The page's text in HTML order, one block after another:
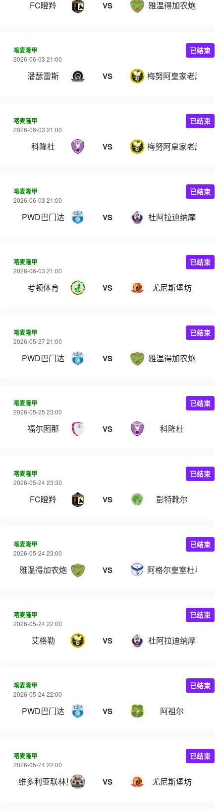
FC瞪羚 VS 雅温得加农炮
喀麦隆甲
2026-06-03 21:00
潘瑟雷斯 VS 梅努阿皇家老鹰
已结束
喀麦隆甲
2026-06-03 21:00
科隆杜 VS 梅努阿皇家老鹰
已结束
喀麦隆甲
2026-06-03 21:00
PWD巴门达 VS 杜阿拉迪纳摩
已结束
喀麦隆甲
2026-06-03 21:00
考顿体育 VS 尤尼斯堡坊
已结束
喀麦隆甲
2026-05-27 21:00
PWD巴门达 VS 雅温得加农炮
已结束
喀麦隆甲
2026-05-25 23:00
福尔图那 VS 科隆杜
已结束
喀麦隆甲
2026-05-24 23:30
FC瞪羚 VS 彭特靴尔
已结束
喀麦隆甲
2026-05-24 23:00
雅温得加农炮 VS 阿格尔皇室杜马
已结束
喀麦隆甲
2026-05-24 22:00
艾格勒 VS 杜阿拉迪纳摩
已结束
喀麦隆甲
2026-05-24 22:00
PWD巴门达 VS 阿祖尔
已结束
喀麦隆甲
2026-05-24 22:00
维多利亚联林贝 VS 尤尼斯堡坊
已结束